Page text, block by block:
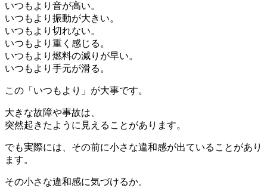
いつもより音が高い。
いつもより振動が大きい。
いつもより切れない。
いつもより重く感じる。
いつもより燃料の減りが早い。
いつもより手元が滑る。
この「いつもより」が大事です。
大きな故障や事故は、
突然起きたように見えることがあります。
でも実際には、その前に小さな違和感が出ていることがあり
ます。
その小さな違和感に気づけるか。